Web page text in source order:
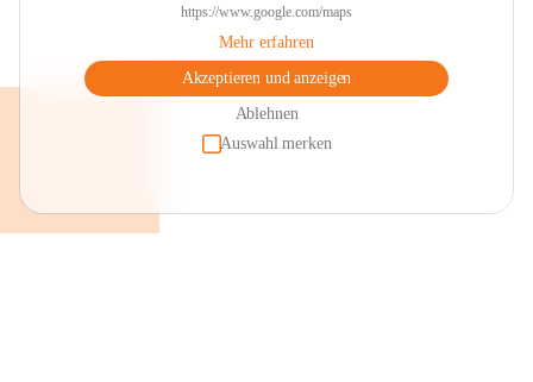
https://www.google.com/maps
Mehr erfahren
Akzeptieren und anzeigen
Ablehnen
Auswahl merken